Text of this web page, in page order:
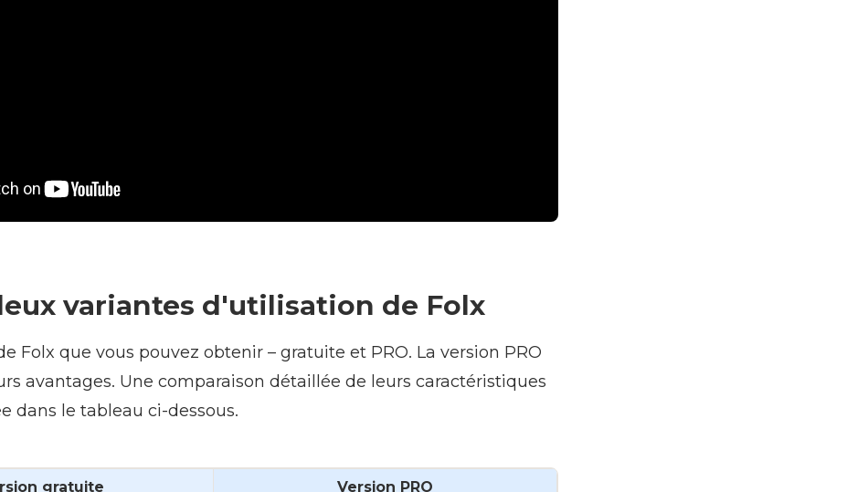
variantes d'utilisation de Folx
Folx que vous pouvez obtenir – gratuite et PRO. La version PRO
avantages. Une comparaison détaillée de leurs caractéristiques
dans le tableau ci-dessous.
gratuite Version PRO